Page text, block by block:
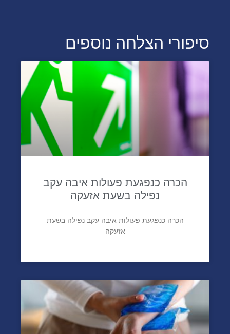
סיפורי הצלחה נוספים
הכרה כנפגעת פעולות איבה עקב
נפילה בשעת אזעקה
הכרה כנפגעת פעולות איבה עקב נפילה בשעת
אזעקה